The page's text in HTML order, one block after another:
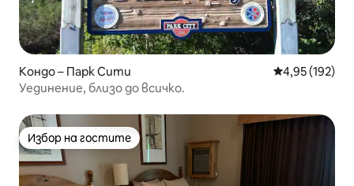
Кондо – Парк Сити Средна
4,95 (192)
Уединение, близо до всичко.
Избор на гостите
Избор на гостите